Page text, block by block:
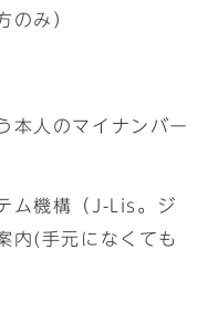
のみ）
本人のマイナンバー
ム機構（J-Lis。ジ
内(手元になくても